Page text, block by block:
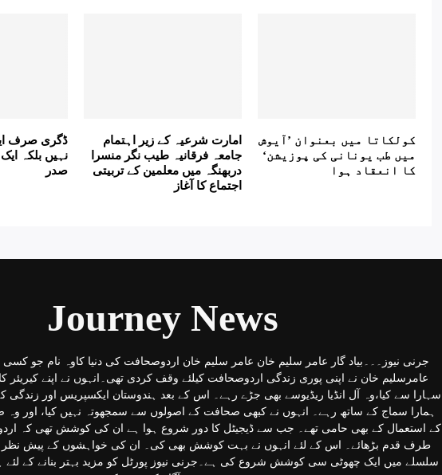
کولکاتا میں بعنوان ’آیوش
میں طب یونانی کی پوزیشن‘
کا انعقاد ہوا
امارت شرعیہ کے زیر اہتمام
جامعہ فرقانیہ طیب نگر منسرا
دربھنگہ میں معلمین کے تربیتی
اجتماع کا آغاز
ڈگری صرف
نہیں بلکہ
صدر
Journey News
جرنی نیوز۔۔۔بیاد گار عامر سلیم خان عامر سلیم خان اردوصحافت کی دنیا کاوہ نام جو کسی
عامرسلیم خان نے اپنی پوری زندگی اردوصحافت کیلئے وقف کردی تھی۔انہوں نے اپنے کیریئر کا
سہارا سے کیا،وہ آل انڈیا ریڈیوسے بھی جڑے رہے۔ اس کے بعد ہندوستان ایکسپریس اور زندگی
ہمارا سماج کے ساتھ رہے۔ انہوں نے کبھی صحافت کے اصولوں سے سمجھوتہ نہیں کیا، اور وہ
کے استعمال کے بھی حامی تھے۔ جب سے ڈیجیٹل کا دور شروع ہوا ہے ان کی کوشش تھی کہ
طرف قدم بڑھائے۔ اس کے لئے انہوں نے بہت کوشش بھی کی۔ ان کی خواہشوں کے پیش نظر
سلسلے میں ایک چھوٹی سی کوشش شروع کی ہے۔جرنی نیوز پورٹل کو مزید بہتر بنانے کے لئے